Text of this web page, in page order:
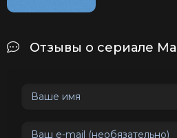
Отзывы о сериале